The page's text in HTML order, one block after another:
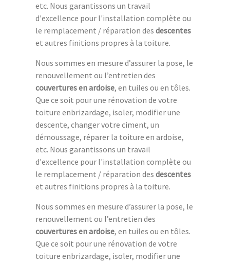
etc. Nous garantissons un travail
d'excellence pour l'installation complète ou
le remplacement / réparation des descentes
et autres finitions propres à la toiture.
Nous sommes en mesure d’assurer la pose, le
renouvellement ou l’entretien des
couvertures en ardoise, en tuiles ou en tôles.
Que ce soit pour une rénovation de votre
toiture enbrizardage, isoler, modifier une
descente, changer votre ciment, un
démoussage, réparer la toiture en ardoise,
etc. Nous garantissons un travail
d'excellence pour l'installation complète ou
le remplacement / réparation des descentes
et autres finitions propres à la toiture.
Nous sommes en mesure d’assurer la pose, le
renouvellement ou l’entretien des
couvertures en ardoise, en tuiles ou en tôles.
Que ce soit pour une rénovation de votre
toiture enbrizardage, isoler, modifier une